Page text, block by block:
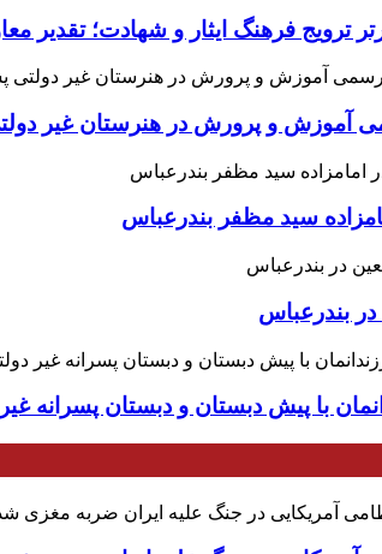
ترویج فرهنگ ایثار و شهادت؛ تقدیر
و پرورش در هنرستان غیر
سید مظفر بندرعباس
در بندرعباس
با پیش دبستان و دبستان پسرانه